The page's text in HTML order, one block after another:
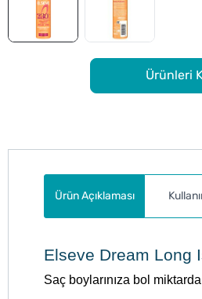
Ürünleri
Ürün Açıklaması
Elseve Dream Long
Saç boylarınıza bol